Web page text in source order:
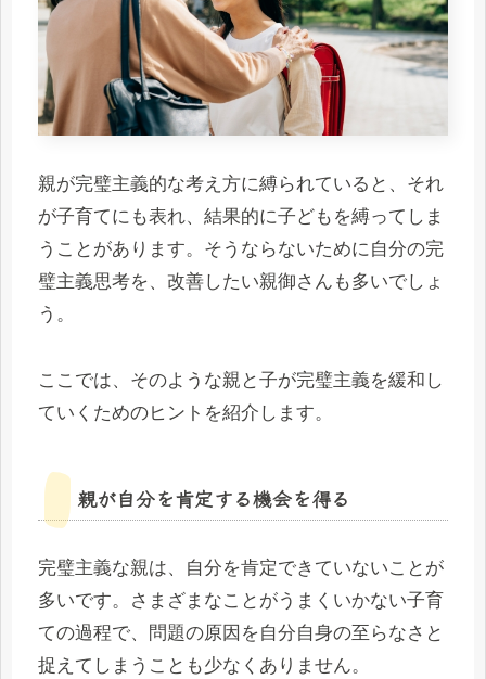
親が完璧主義的な考え方に縛られていると、それ
が子育てにも表れ、結果的に子どもを縛ってしま
うことがあります。そうならないために自分の完
璧主義思考を、改善したい親御さんも多いでしょ
う。
ここでは、そのような親と子が完璧主義を緩和し
ていくためのヒントを紹介します。
親が自分を肯定する機会を得る
完璧主義な親は、自分を肯定できていないことが
多いです。さまざまなことがうまくいかない子育
ての過程で、問題の原因を自分自身の至らなさと
捉えてしまうことも少なくありません。